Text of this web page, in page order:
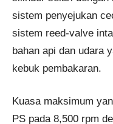
sistem penyejukan
sistem reed-valve
bahan api dan udara
kebuk pembakaran.
Kuasa maksimum
PS pada 8,500 rpm